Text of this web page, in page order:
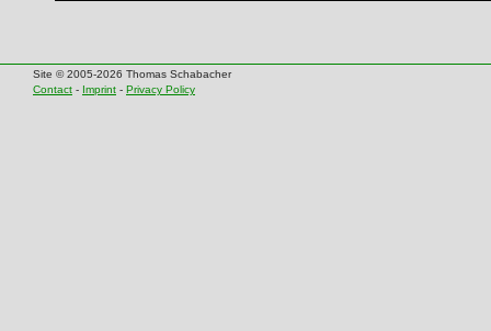
Site © 2005-2026 Thomas Schabacher
Contact - Imprint - Privacy Policy